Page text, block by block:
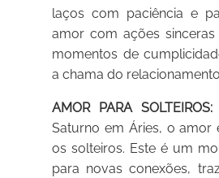
laços com paciência e
amor com ações
momentos de
a chama do
AMOR PARA SOLTEIROS:
Saturno em Áries, o amor
os solteiros. Este é um
para novas conexões,